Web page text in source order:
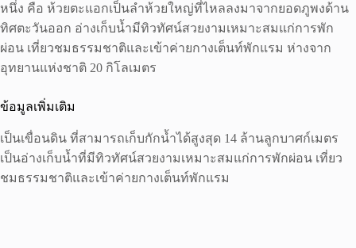
หนึ่ง คือ ห้วยตะแอกเป็นลำห้วยใหญ่ที่ไหลลงมาจากยอดภูพงด้าน
ทิศตะวันออก อ่างเก็บน้ำมีทิวทัศน์สวยงามเหมาะสมแก่การพัก
ผ่อน เที่ยวชมธรรมชาติและเข้าค่ายกางเต็นท์พักแรม ห่างจาก
อุทยานแห่งชาติ 20 กิโลเมตร
ข้อมูลเพิ่มเติม
เป็นเขื่อนดิน ที่สามารถเก็บกักน้ำได้สูงสุด 14 ล้านลูกบาศก์เมตร
เป็นอ่างเก็บน้ำที่มีทิวทัศน์สวยงามเหมาะสมแก่การพักผ่อน เที่ยว
ชมธรรมชาติและเข้าค่ายกางเต็นท์พักแรม